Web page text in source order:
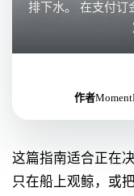
排下水。 在支付订
作者
这篇指南适合正在
只在船上观鲸，或